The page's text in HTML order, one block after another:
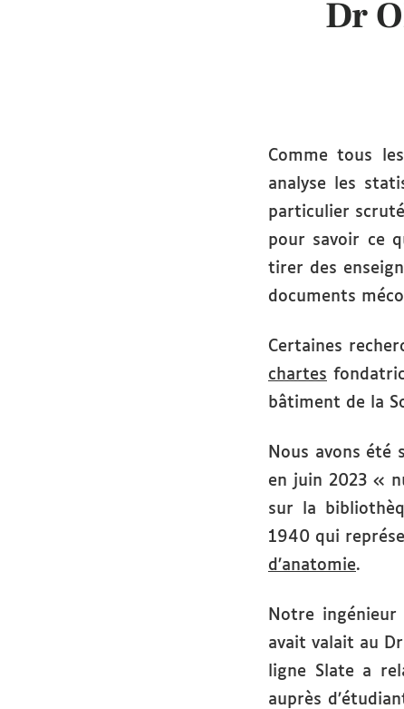
Dr
Comme tous
analyse les
particulier
pour savoir ce
tirer des
documents
Certaines
chartes
bâtiment de la
Nous avons été
en juin 2023 «
sur la
1940 qui
d’anatomie.
Notre
avait valait au
ligne Slate a
auprès